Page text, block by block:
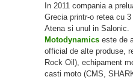
In 2011 compania a
Grecia printr-o retea cu
Atena si unul in Salonic.
Motodynamics este de
official de alte produse,
Rock Oil), echipament
casti moto (CMS,